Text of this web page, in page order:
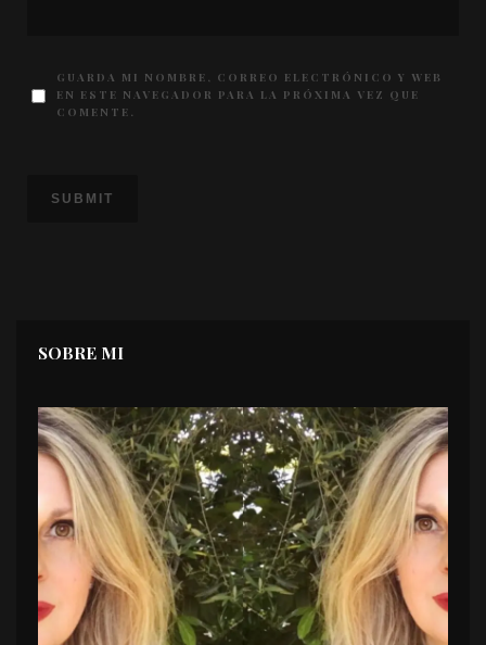
GUARDA MI NOMBRE, CORREO ELECTRÓNICO Y WEB
EN ESTE NAVEGADOR PARA LA PRÓXIMA VEZ QUE
COMENTE.
SOBRE MI